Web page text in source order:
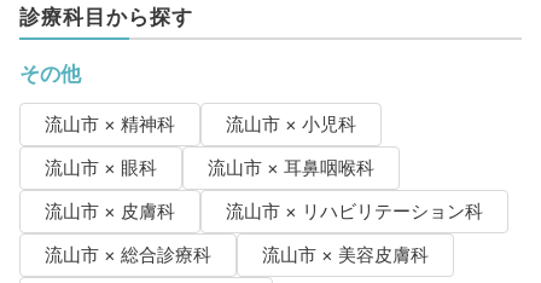
診療科目から探す
その他
流山市 × 精神科
流山市 × 小児科
流山市 × 眼科
流山市 × 耳鼻咽喉科
流山市 × 皮膚科
流山市 × リハビリテーション科
流山市 × 総合診療科
流山市 × 美容皮膚科